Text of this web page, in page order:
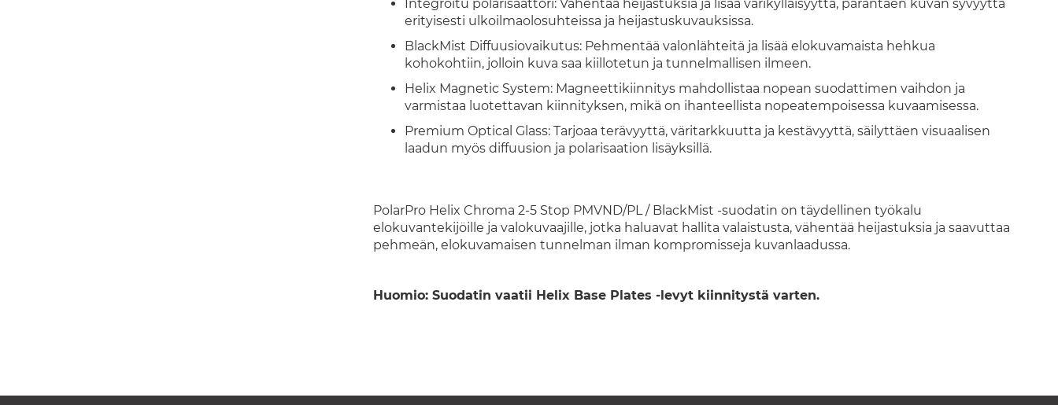
Integroitu polarisaattori: Vähentää heijastuksia ja lisää värikylläisyyttä, parantaen kuvan syvyyttä
erityisesti ulkoilmaolosuhteissa ja heijastuskuvauksissa.
BlackMist Diffuusiovaikutus: Pehmentää valonlähteitä ja lisää elokuvamaista hehkua
kohokohtiin, jolloin kuva saa kiillotetun ja tunnelmallisen ilmeen.
Helix Magnetic System: Magneettikiinnitys mahdollistaa nopean suodattimen vaihdon ja
varmistaa luotettavan kiinnityksen, mikä on ihanteellista nopeatempoisessa kuvaamisessa.
Premium Optical Glass: Tarjoaa terävyyttä, väritarkkuutta ja kestävyyttä, säilyttäen visuaalisen
laadun myös diffuusion ja polarisaation lisäyksillä.
PolarPro Helix Chroma 2-5 Stop PMVND/PL / BlackMist -suodatin on täydellinen työkalu
elokuvantekijöille ja valokuvaajille, jotka haluavat hallita valaistusta, vähentää heijastuksia ja saavuttaa
pehmeän, elokuvamaisen tunnelman ilman kompromisseja kuvanlaadussa.
Huomio: Suodatin vaatii Helix Base Plates -levyt kiinnitystä varten.